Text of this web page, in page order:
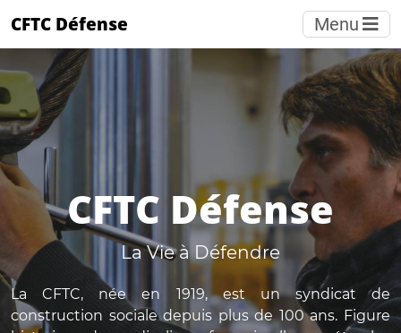
CFTC Défense Menu
CFTC Défense
La Vie à Défendre
La CFTC, née en 1919, est un syndicat de
construction sociale depuis plus de 100 ans. Figure